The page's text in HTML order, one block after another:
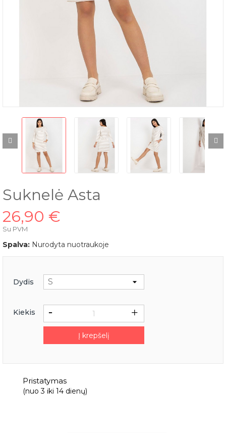
Suknelė Asta
26,90 €
Su PVM
Spalva: Nurodyta nuotraukoje
Dydis
Kiekis
Į krepšelį
Pristatymas
(nuo 3 iki 14 dienų)